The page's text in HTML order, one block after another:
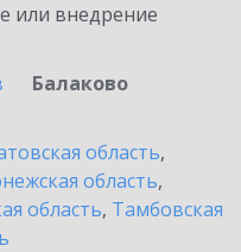
или внедрение
Балаково
область,
область,
область, Тамбовская